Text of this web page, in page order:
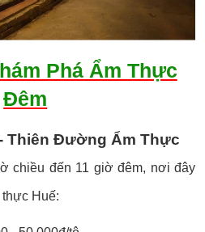
Phá Ẩm Thực
Đêm
Thiên Đường Ẩm Thực
chiều đến 11 giờ đêm, nơi đây
thực Huế: